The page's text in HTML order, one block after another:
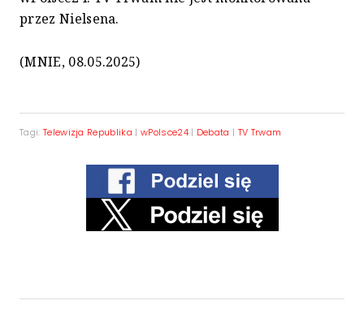
przez Nielsena.
(MNIE, 08.05.2025)
Tagi: Telewizja Republika | wPolsce24| Debata | TV Trwam